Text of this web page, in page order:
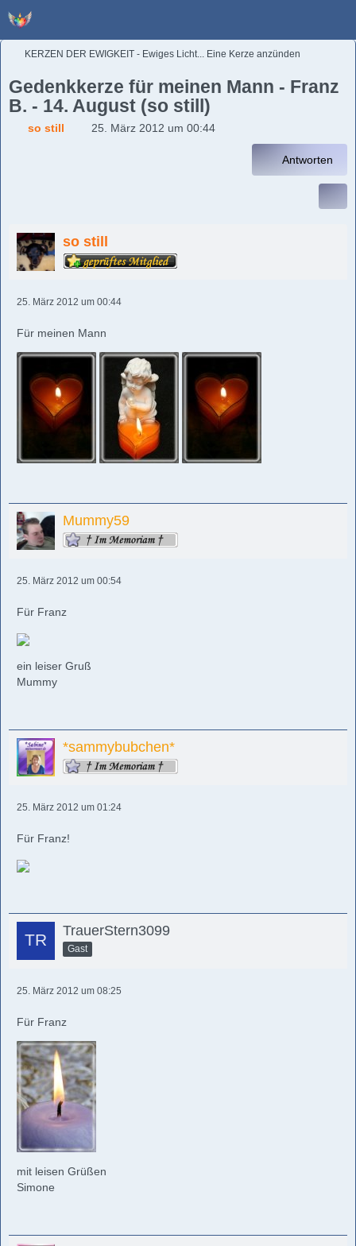
KERZEN DER EWIGKEIT - Ewiges Licht... Eine Kerze anzünden
Gedenkkerze für meinen Mann - Franz
B. - 14. August (so still)
so still 25. März 2012 um 00:44
Antworten
so still
25. März 2012 um 00:44
Für meinen Mann
Mummy59
25. März 2012 um 00:54
Für Franz
ein leiser Gruß
Mummy
*sammybubchen*
25. März 2012 um 01:24
Für Franz!
TrauerStern3099
Gast
25. März 2012 um 08:25
Für Franz
mit leisen Grüßen
Simone